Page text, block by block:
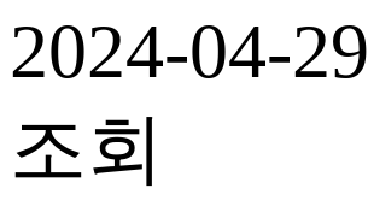
2024-04-29
조회